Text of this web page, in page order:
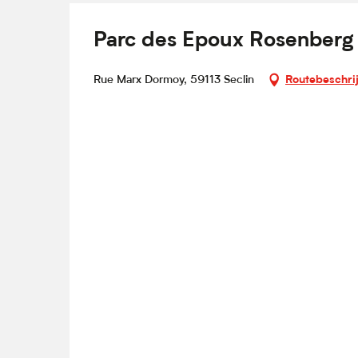
Parc des Epoux Rosenberg
Rue Marx Dormoy, 59113 Seclin